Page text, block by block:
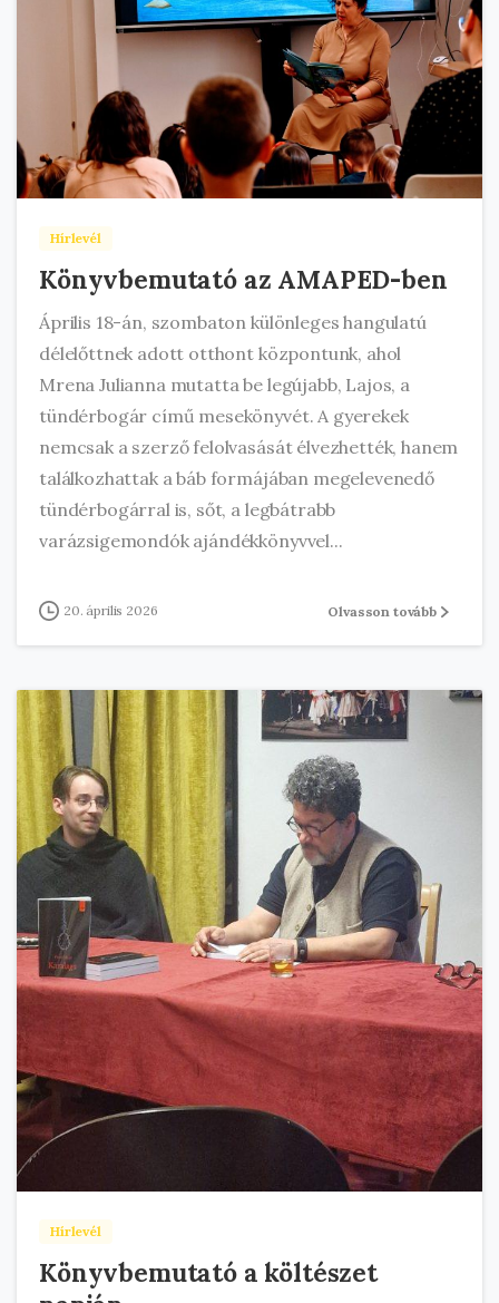
Hírlevél
Könyvbemutató az AMAPED-ben
Április 18-án, szombaton különleges hangulatú
délelőttnek adott otthont központunk, ahol
Mrena Julianna mutatta be legújabb, Lajos, a
tündérbogár című mesekönyvét. A gyerekek
nemcsak a szerző felolvasását élvezhették, hanem
találkozhattak a báb formájában megelevenedő
tündérbogárral is, sőt, a legbátrabb
varázsigemondók ajándékkönyvvel...
20. április 2026 Olvasson tovább
Hírlevél
Könyvbemutató a költészet